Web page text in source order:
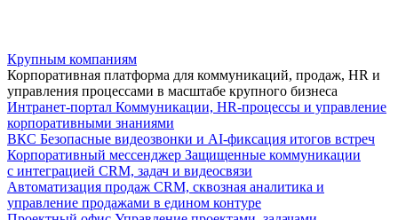
Крупным компаниям
Корпоративная платформа для коммуникаций, продаж, HR и
управления процессами в масштабе крупного бизнеса
Интранет-портал Коммуникации, HR-процессы и управление
корпоративными знаниями
ВКС Безопасные видеозвонки и AI-фиксация итогов встреч
Корпоративный мессенджер Защищенные коммуникации
с интеграцией CRM, задач и видеосвязи
Автоматизация продаж CRM, сквозная аналитика и
управление продажами в едином контуре